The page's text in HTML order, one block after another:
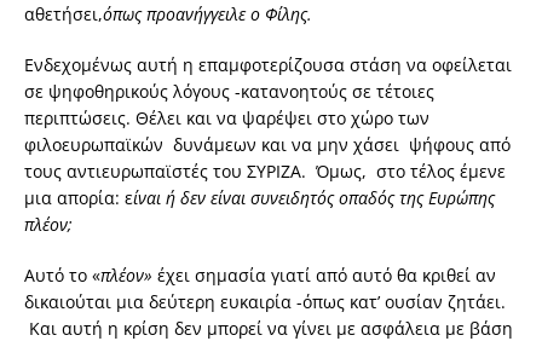
αθετήσει,όπως προανήγγειλε ο Φίλης.
Ενδεχομένως αυτή η επαμφοτερίζουσα στάση να οφείλεται
σε ψηφοθηρικούς λόγους -κατανοητούς σε τέτοιες
περιπτώσεις. Θέλει και να ψαρέψει στο χώρο των
φιλοευρωπαϊκών δυνάμεων και να μην χάσει ψήφους από
τους αντιευρωπαϊστές του ΣΥΡΙΖΑ. Όμως, στο τέλος έμενε
μια απορία: είναι ή δεν είναι συνειδητός οπαδός της Ευρώπης
πλέον;
Αυτό το «πλέον» έχει σημασία γιατί από αυτό θα κριθεί αν
δικαιούται μια δεύτερη ευκαιρία -όπως κατ’ ουσίαν ζητάει.
Και αυτή η κρίση δεν μπορεί να γίνει με ασφάλεια με βάση